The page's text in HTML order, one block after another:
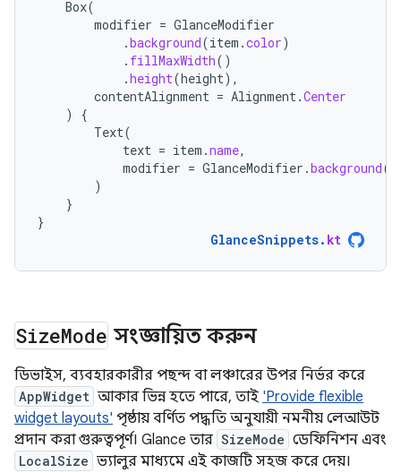
Box(
modifier = GlanceModifier
.background(item .color)
. fillMaxWidth()
.height(height),
contentAlignment = Alignment.Center
)
{
Text(
text = item .name,
modifier = GlanceModifier .background(
)
}
}
GlanceSnippets. kt
SizeMode সংজ্ঞায়িত করুন
ডিভাইস, ব্যবহারকারীর পছন্দ বা লঞ্চারের উপর নির্ভর করে
AppWidget আকার ভিন্ন হতে পারে, তাই 'Provide flexible
widget layouts' পৃষ্ঠায় বর্ণিত পদ্ধতি অনুযায়ী নমনীয় লেআউট
প্রদান করা গুরুত্বপূর্ণ। Glance তার SizeMode ডেফিনিশন এবং
LocalSize ভ্যালুর মাধ্যমে এই কাজটি সহজ করে দেয়।